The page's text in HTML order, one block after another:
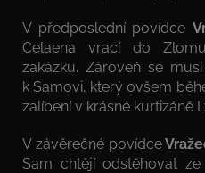
V předposlední povídce
Celaena vrací do
zakázku. Zároveň se
k Samovi, který ovšem
zalíbení v krásné kurtizáně
V závěrečné povídce
Sam chtějí odstěhovat